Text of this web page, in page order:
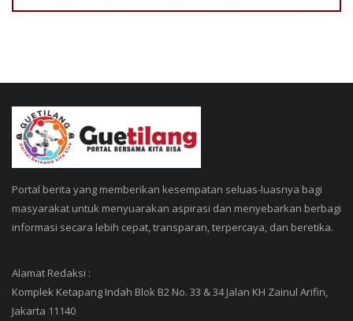
Portal berita yang memberikan kesempatan seluas-luasnya bagi
masyarakat untuk menyuarakan aspirasi dan menyebarkan berbagi
informasi secara lebih cepat, transparan, terpercaya, dan beretika.
Alamat Redaksi :
Komplek Ketapang Indah Blok B2 No. 33 & 34 Jalan KH Zainul Arifin,
Jakarta 11140